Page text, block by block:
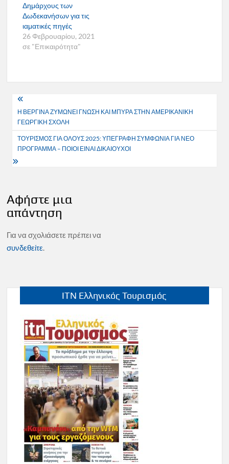
Δημάρχους των
Δωδεκανήσων για τις
ιαματικές πηγές
26 Φεβρουαρίου, 2021
σε "Επικαιρότητα"
Πλοήγηση
άρθρων
Η ΒΕΡΓΙΝΑ ΖΥΜΩΝΕΙ ΓΝΩΣΗ ΚΑΙ ΜΠΥΡΑ ΣΤΗΝ ΑΜΕΡΙΚΑΝΙΚΗ
ΓΕΩΡΓΙΚΗ ΣΧΟΛΗ
ΤΟΥΡΙΣΜΟΣ ΓΙΑ ΟΛΟΥΣ 2025: ΥΠΕΓΡΑΦΗ ΣΥΜΦΩΝΙΑ ΓΙΑ ΝΕΟ
ΠΡΟΓΡΑΜΜΑ – ΠΟΙΟΙ ΕΙΝΑΙ ΔΙΚΑΙΟΥΧΟΙ
Αφήστε μια
απάντηση
Για να σχολιάσετε πρέπει να
συνδεθείτε.
ITN Ελληνικός Τουρισμός